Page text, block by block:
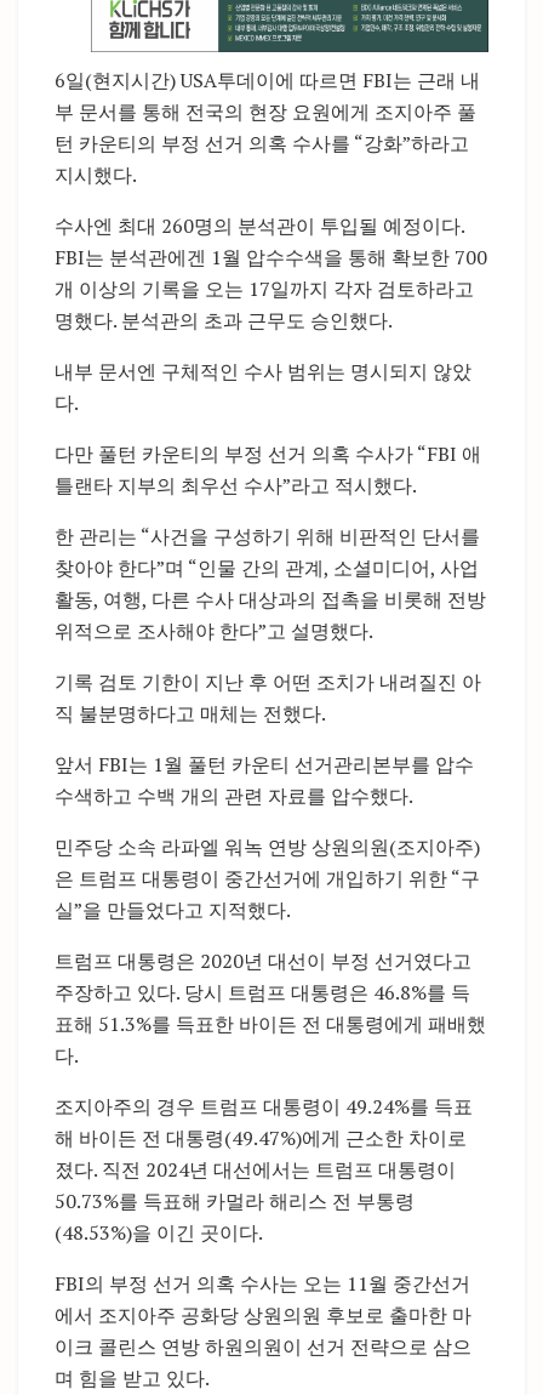
6일(현지시간) USA투데이에 따르면 FBI는 근래 내
부 문서를 통해 전국의 현장 요원에게 조지아주 풀
턴 카운티의 부정 선거 의혹 수사를 “강화”하라고
지시했다.
수사엔 최대 260명의 분석관이 투입될 예정이다.
FBI는 분석관에겐 1월 압수수색을 통해 확보한 700
개 이상의 기록을 오는 17일까지 각자 검토하라고
명했다. 분석관의 초과 근무도 승인했다.
내부 문서엔 구체적인 수사 범위는 명시되지 않았
다.
다만 풀턴 카운티의 부정 선거 의혹 수사가 “FBI 애
틀랜타 지부의 최우선 수사”라고 적시했다.
한 관리는 “사건을 구성하기 위해 비판적인 단서를
찾아야 한다”며 “인물 간의 관계, 소셜미디어, 사업
활동, 여행, 다른 수사 대상과의 접촉을 비롯해 전방
위적으로 조사해야 한다”고 설명했다.
기록 검토 기한이 지난 후 어떤 조치가 내려질진 아
직 불분명하다고 매체는 전했다.
앞서 FBI는 1월 풀턴 카운티 선거관리본부를 압수
수색하고 수백 개의 관련 자료를 압수했다.
민주당 소속 라파엘 워녹 연방 상원의원(조지아주)
은 트럼프 대통령이 중간선거에 개입하기 위한 “구
실”을 만들었다고 지적했다.
트럼프 대통령은 2020년 대선이 부정 선거였다고
주장하고 있다. 당시 트럼프 대통령은 46.8%를 득
표해 51.3%를 득표한 바이든 전 대통령에게 패배했
다.
조지아주의 경우 트럼프 대통령이 49.24%를 득표
해 바이든 전 대통령(49.47%)에게 근소한 차이로
졌다. 직전 2024년 대선에서는 트럼프 대통령이
50.73%를 득표해 카멀라 해리스 전 부통령
(48.53%)을 이긴 곳이다.
FBI의 부정 선거 의혹 수사는 오는 11월 중간선거
에서 조지아주 공화당 상원의원 후보로 출마한 마
이크 콜린스 연방 하원의원이 선거 전략으로 삼으
며 힘을 받고 있다.